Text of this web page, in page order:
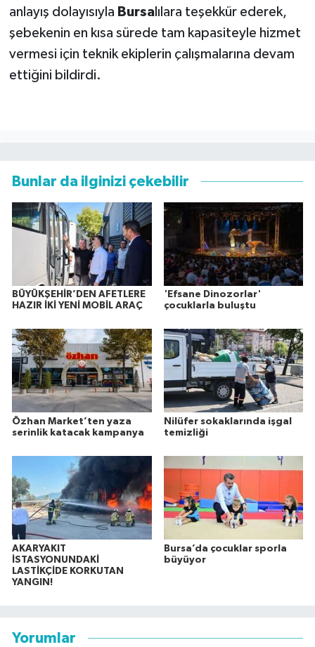
anlayış dolayısıyla Bursalılara teşekkür ederek,
şebekenin en kısa sürede tam kapasiteyle hizmet
vermesi için teknik ekiplerin çalışmalarına devam
ettiğini bildirdi.
Bunlar da ilginizi çekebilir
BÜYÜKŞEHİR’DEN AFETLERE
HAZIR İKİ YENİ MOBİL ARAÇ
'Efsane Dinozorlar'
çocuklarla buluştu
Özhan Market’ten yaza
serinlik katacak kampanya
Nilüfer sokaklarında işgal
temizliği
AKARYAKIT
İSTASYONUNDAKİ
LASTİKÇİDE KORKUTAN
YANGIN!
Bursa’da çocuklar sporla
büyüyor
Yorumlar